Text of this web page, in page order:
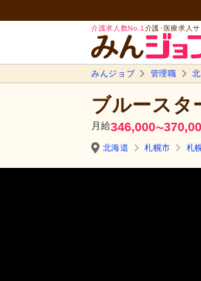
介護求人数No.1 介護･医療求人サ
みんジョブ 管理職
ブルースタ
月給346,000〜
北海道 札幌市 札